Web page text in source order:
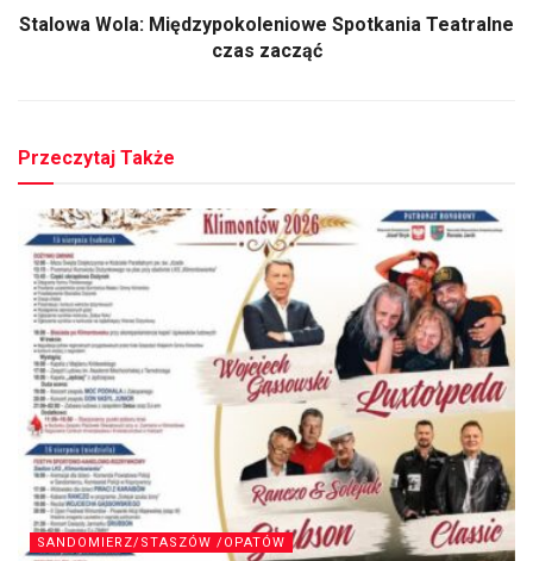
Stalowa Wola: Międzypokoleniowe Spotkania Teatralne
czas zacząć
Przeczytaj Także
SANDOMIERZ/STASZÓW /OPATÓW